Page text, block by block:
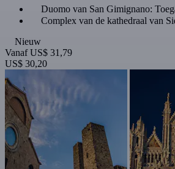
Duomo van San Gimignano:
Complex van de kathedraal van
Nieuw
Vanaf US$ 31,79
US$ 30,20